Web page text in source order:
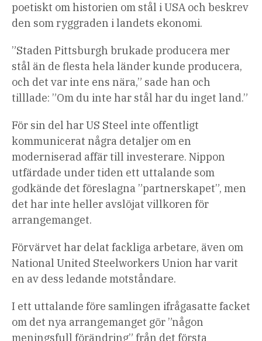
poetiskt om historien om stål i USA och beskrev
den som ryggraden i landets ekonomi.
”Staden Pittsburgh brukade producera mer
stål än de flesta hela länder kunde producera,
och det var inte ens nära,” sade han och
tilllade: ”Om du inte har stål har du inget land.”
För sin del har US Steel inte offentligt
kommunicerat några detaljer om en
moderniserad affär till investerare. Nippon
utfärdade under tiden ett uttalande som
godkände det föreslagna ”partnerskapet”, men
det har inte heller avslöjat villkoren för
arrangemanget.
Förvärvet har delat fackliga arbetare, även om
National United Steelworkers Union har varit
en av dess ledande motståndare.
I ett uttalande före samlingen ifrågasatte facket
om det nya arrangemanget gör ”någon
meningsfull förändring” från det första